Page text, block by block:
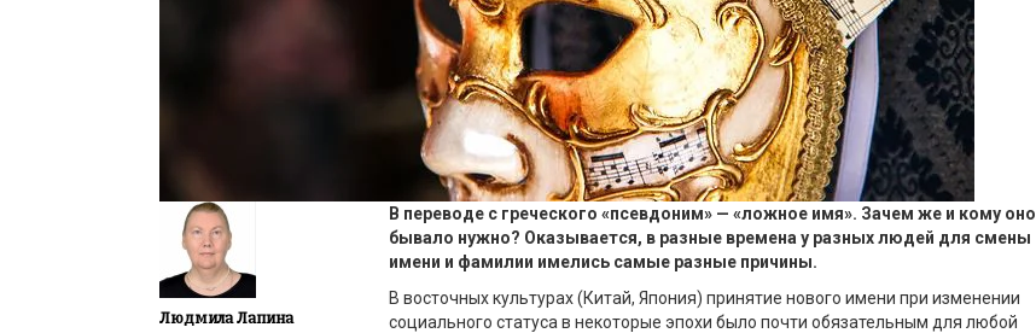
Людмила Лапина
В переводе с греческого «псевдоним» — «ложное имя». Зачем же и кому оно
бывало нужно? Оказывается, в разные времена у разных людей для смены
имени и фамилии имелись самые разные причины.
В восточных культурах (Китай, Япония) принятие нового имени при изменении
социального статуса в некоторые эпохи было почти обязательным для любой